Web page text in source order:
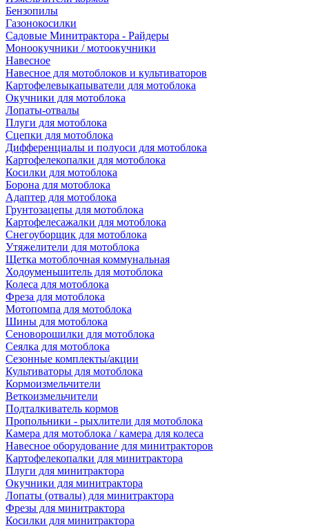
Бензопилы
Газонокосилки
Садовые Минитрактора - Райдеры
Моноокучники / мотоокучники
Навесное
Навесное для мотоблоков и культиваторов
Картофелевыкапыватели для мотоблока
Окучники для мотоблока
Лопаты-отвалы
Плуги для мотоблока
Сцепки для мотоблока
Дифференциалы и полуоси для мотоблока
Картофелекопалки для мотоблока
Косилки для мотоблока
Борона для мотоблока
Адаптер для мотоблока
Грунтозацепы для мотоблока
Картофелесажалки для мотоблока
Снегоуборщик для мотоблока
Утяжелители для мотоблока
Щетка мотоблочная коммунальная
Ходоуменьшитель для мотоблока
Колеса для мотоблока
Фреза для мотоблока
Мотопомпа для мотоблока
Шины для мотоблока
Сеноворошилки для мотоблока
Сеялка для мотоблока
Сезонные комплекты/акции
Культиваторы для мотоблока
Кормоизмельчители
Веткоизмельчители
Подталкиватель кормов
Пропольники - рыхлители для мотоблока
Камера для мотоблока / камера для колеса
Навесное оборудование для минитракторов
Картофелекопалки для минитрактора
Плуги для минитрактора
Окучники для минитрактора
Лопаты (отвалы) для минитрактора
Фрезы для минитрактора
Косилки для минитрактора